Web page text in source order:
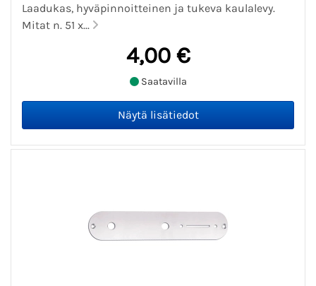
Laadukas, hyväpinnoitteinen ja tukeva kaulalevy.
Mitat n. 51 x...
4,00 €
Saatavilla